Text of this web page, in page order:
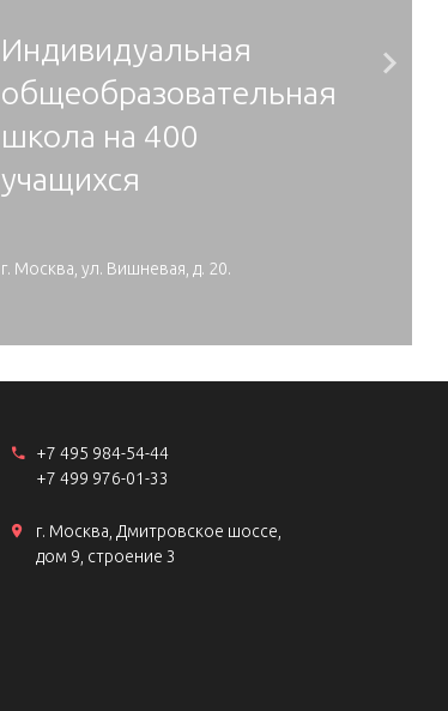
Индивидуальная
общеобразовательная
школа на 400
учащихся
г. Москва, ул. Вишневая, д. 20.
+7 495 984-54-44
+7 499 976-01-33
г. Москва, Дмитровское шоссе,
дом 9, строение 3